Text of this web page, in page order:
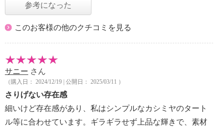
参考になった
このお客様の他のクチコミを見る
サニー さん
（購入日： 2024/12/19 | 公開日： 2025/03/11 ）
さりげない存在感
細いけど存在感があり、私はシンプルなカシミヤのタート
ル等に合わせています。ギラギラせず上品な輝きで、素材